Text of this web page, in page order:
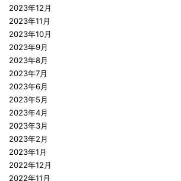
2023年12月
2023年11月
2023年10月
2023年9月
2023年8月
2023年7月
2023年6月
2023年5月
2023年4月
2023年3月
2023年2月
2023年1月
2022年12月
2022年11月